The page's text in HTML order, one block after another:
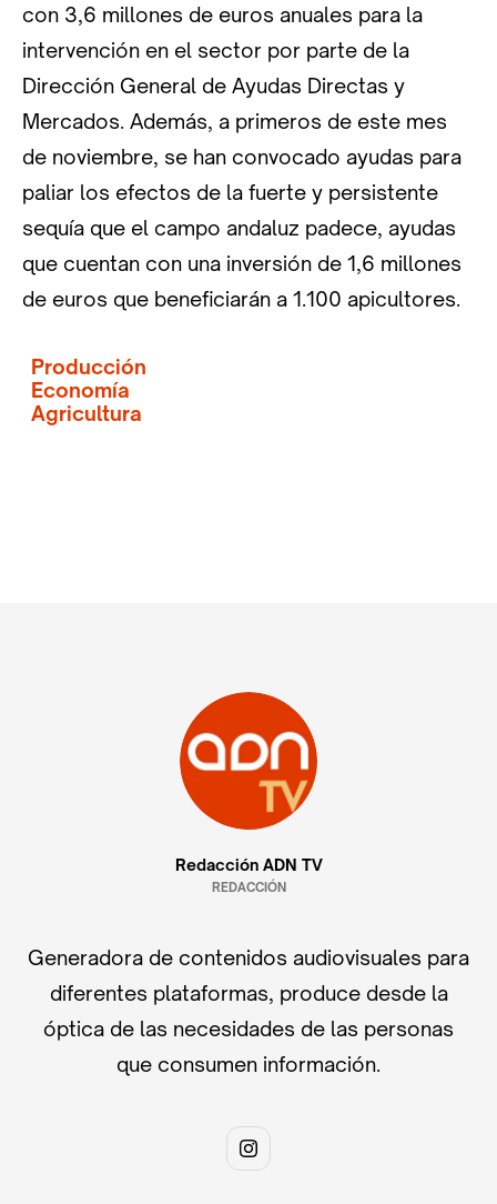
con 3,6 millones de euros anuales para la
intervención en el sector por parte de la
Dirección General de Ayudas Directas y
Mercados. Además, a primeros de este mes
de noviembre, se han convocado ayudas para
paliar los efectos de la fuerte y persistente
sequía que el campo andaluz padece, ayudas
que cuentan con una inversión de 1,6 millones
de euros que beneficiarán a 1.100 apicultores.
Producción
Economía
Agricultura
Redacción ADN TV
REDACCIÓN
Generadora de contenidos audiovisuales para
diferentes plataformas, produce desde la
óptica de las necesidades de las personas
que consumen información.